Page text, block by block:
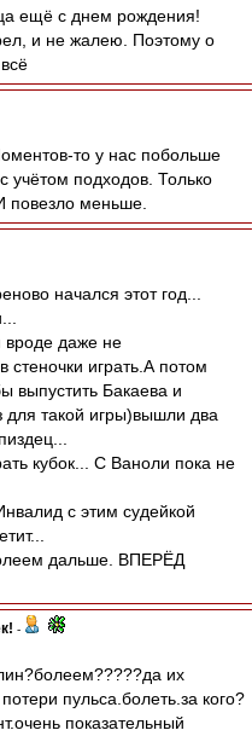
ещё с днем рождения!
и не жалею. Поэтому о
то у нас побольше
учётом подходов. Только
повезло меньше.
начался этот год...
вроде даже не
стеночки играть.А потом
выпустить Бакаева и
для такой игры)вышли два
кубок... С Ваноли пока не
с этим судейкой
дальше. ВПЕРЁД
-
их
пульса.болеть.за кого?
показательный